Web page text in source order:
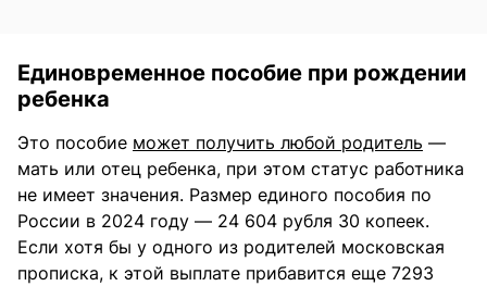
Единовременное пособие при рождении
ребенка
Это пособие может получить любой родитель —
мать или отец ребенка, при этом статус работника
не имеет значения. Размер единого пособия по
России в 2024 году — 24 604 рубля 30 копеек.
Если хотя бы у одного из родителей московская
прописка, к этой выплате прибавится еще 7293